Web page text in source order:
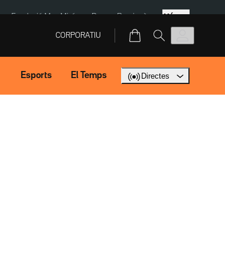
Fundació Mas Miró eBay Perpinyà Més
CORPORATIU
Esports El Temps Directes